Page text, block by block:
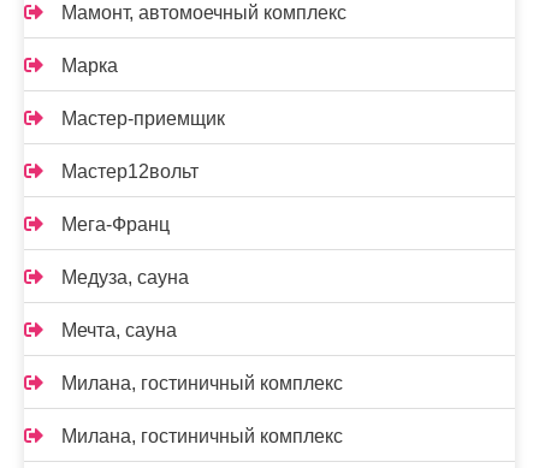
Мамонт, автомоечный комплекс
Марка
Мастер-приемщик
Мастер12вольт
Мега-Франц
Медуза, сауна
Мечта, сауна
Милана, гостиничный комплекс
Милана, гостиничный комплекс